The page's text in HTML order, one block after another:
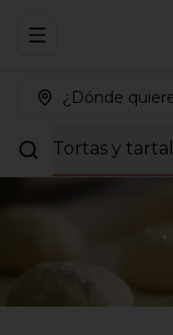
Abrir menu de
¿Dónde
Tortas y